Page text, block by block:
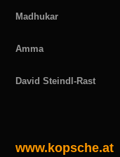
Madhukar
Amma
David Steindl-Rast
www.kopsche.at